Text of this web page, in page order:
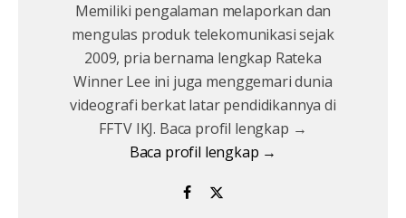
Memiliki pengalaman melaporkan dan
mengulas produk telekomunikasi sejak
2009, pria bernama lengkap Rateka
Winner Lee ini juga menggemari dunia
videografi berkat latar pendidikannya di
FFTV IKJ. Baca profil lengkap →
Baca profil lengkap →